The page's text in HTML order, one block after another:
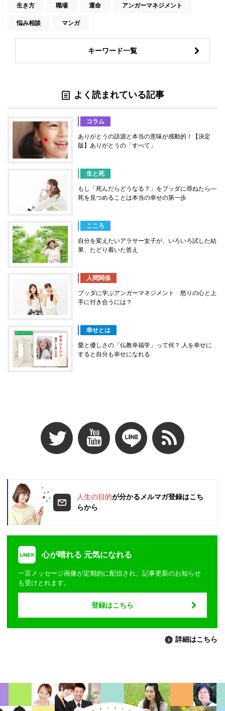
生き方 職場 運命 アンガーマネジメント
悩み相談 マンガ
キーワード一覧
よく読まれている記事
コラム
ありがとうの語源と本当の意味が感動的！【決定
版】ありがとうの「すべて」
生と死
もし「死んだらどうなる？」をブッダに尋ねたら―
死を見つめることは本当の幸せの第一歩
こころ
自分を変えたいアラサー女子が、いろいろ試した結
果、たどり着いた答え
人間関係
ブッダに学ぶアンガーマネジメント 怒りの心と上
手に付き合うには？
幸せとは
愛と優しさの「仏教幸福学」って何？ 人を幸せに
すると自分も幸せになれる
人生の目的が分かるメルマガ登録はこち
らから
心が晴れる 元気になれる
一言メッセージ画像が定期的に配信され、記事更新のお知らせ
も受けとれます。
登録はこちら
詳細はこちら